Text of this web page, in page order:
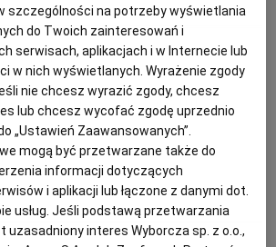
PRZETWORY
DIPY I INNE DODATKI
MEKSYKAŃSKA
INDYJSKA
HISZPAŃSKA
NIEMIECKA
GLIWICE
WIELKOPOLSKI
KALISZ
KATOWICE
TV I VOD
TYLKO ZDROWIE
MAGAZYN DO CZYTANIA
NASZA EUROPA
BIQDATA
JUTRONAUCI
ARCHIWUM
INNE SERWISY
KURKI PARMEZAN
Stefańska
tarta z suszonymi
i pieczonymi
MARCHEWKA
szczególności na potrzeby wyświetlania
do Twoich zainteresowań i
serwisach, aplikacjach i w Internecie lub
w nich wyświetlanych. Wyrażenie zgody
nie chcesz wyrazić zgody, chcesz
lub chcesz wycofać zgodę uprzednio
„Ustawień Zaawansowanych”.
mogą być przetwarzane także do
informacji dotyczących
i aplikacji lub łączone z danymi dot.
usług. Jeśli podstawą przetwarzania
uzasadniony interes Wyborcza sp. z o.o.,